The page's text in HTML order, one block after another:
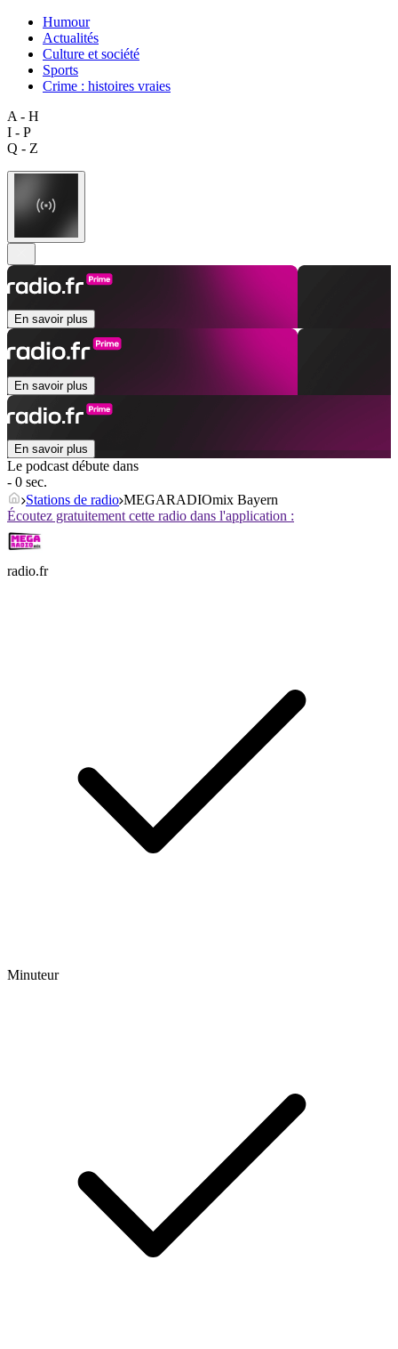
Humour
Actualités
Culture et société
Sports
Crime : histoires vraies
A - H
I - P
Q - Z
En savoir plus
En savoir plus
En savoir plus
Le podcast débute dans
- 0 sec.
Stations de radio MEGARADIOmix Bayern
Écoutez gratuitement cette radio dans l'application :
radio.fr
Minuteur